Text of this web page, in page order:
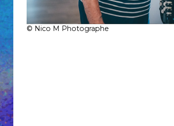
Newsletter
Partenaires
Mentions
légales
Historique
© Nico M Photographe